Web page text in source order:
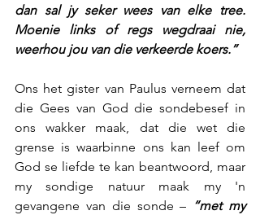
dan sal jy seker wees van elke tree.
Moenie links of regs wegdraai nie,
weerhou jou van die verkeerde koers.”
Ons het gister van Paulus verneem dat
die Gees van God die sondebesef in
ons wakker maak, dat die wet die
grense is waarbinne ons kan leef om
God se liefde te kan beantwoord, maar
my sondige natuur maak my 'n
gevangene van die sonde – “met my